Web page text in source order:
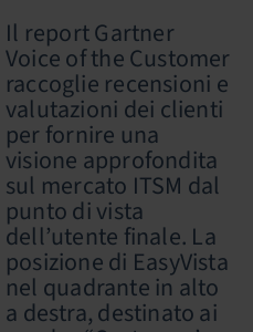
Il report Gartner
Voice of the Customer
raccoglie recensioni e
valutazioni dei clienti
per fornire una
visione approfondita
sul mercato ITSM dal
punto di vista
dell’utente finale. La
posizione di EasyVista
nel quadrante in alto
a destra, destinato ai